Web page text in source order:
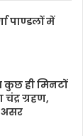
पाण्डलों में
ही मिनटों
ग्रहण,
असर